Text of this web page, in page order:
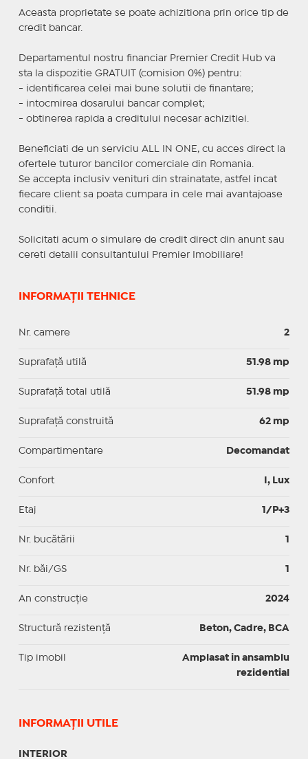
Aceasta proprietate se poate achizitiona prin orice tip de
credit bancar.
Departamentul nostru financiar Premier Credit Hub va
sta la dispozitie GRATUIT (comision 0%) pentru:
- identificarea celei mai bune solutii de finantare;
- intocmirea dosarului bancar complet;
- obtinerea rapida a creditului necesar achizitiei.
Beneficiati de un serviciu ALL IN ONE, cu acces direct la
ofertele tuturor bancilor comerciale din Romania.
Se accepta inclusiv venituri din strainatate, astfel incat
fiecare client sa poata cumpara in cele mai avantajoase
conditii.
Solicitati acum o simulare de credit direct din anunt sau
cereti detalii consultantului Premier Imobiliare!
INFORMAȚII TEHNICE
Nr. camere 2
Suprafaţă utilă 51.98 mp
Suprafaţă total utilă 51.98 mp
Suprafaţă construită 62 mp
Compartimentare Decomandat
Confort I, Lux
Etaj 1/P+3
Nr. bucătării 1
Nr. băi/GS 1
An construcție 2024
Structură rezistență Beton, Cadre, BCA
Tip imobil
Amplasat in ansamblu
rezidential
INFORMAŢII UTILE
INTERIOR